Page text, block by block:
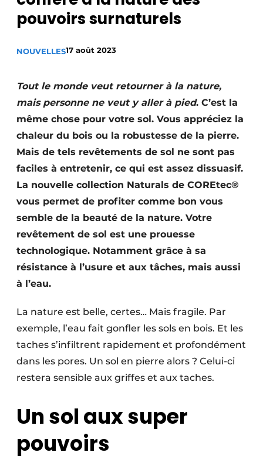
Meest gelezen
S’inscrire à l’événement
S’inscrire
S’inscrire
Termes et conditions
Video’s
pouvoirs surnaturels
NOUVELLES17 août 2023
Tout le monde veut retourner à la nature,
mais personne ne veut y aller à pied. C’est la
même chose pour votre sol. Vous appréciez la
chaleur du bois ou la robustesse de la pierre.
Mais de tels revêtements de sol ne sont pas
faciles à entretenir, ce qui est assez dissuasif.
La nouvelle collection Naturals de COREtec®
vous permet de profiter comme bon vous
semble de la beauté de la nature. Votre
revêtement de sol est une prouesse
technologique. Notamment grâce à sa
résistance à l’usure et aux tâches, mais aussi
à l’eau.
La nature est belle, certes… Mais fragile. Par
exemple, l’eau fait gonfler les sols en bois. Et les
taches s’infiltrent rapidement et profondément
dans les pores. Un sol en pierre alors ? Celui-ci
restera sensible aux griffes et aux taches.
Un sol aux super
pouvoirs